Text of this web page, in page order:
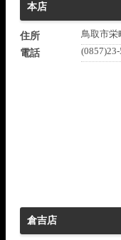
本店
住所
鳥取市栄
電話
倉吉店